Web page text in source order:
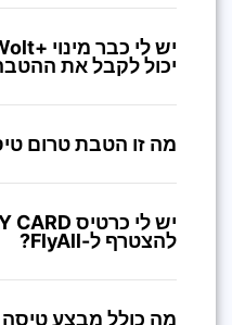
יכול לקבל את
מה זו הטבת טרום
להצטרף ל-FlyAll?
מה כולל מבצע טיסה